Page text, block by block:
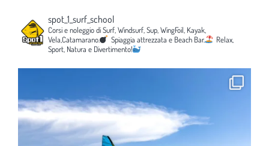
spot_1_surf_school
Corsi e noleggio di Surf, Windsurf, Sup, WingFoil, Kayak,
Vela,Catamarano.
Spiaggia attrezzata e Beach Bar.
Relax,
Sport, Natura e Divertimento!